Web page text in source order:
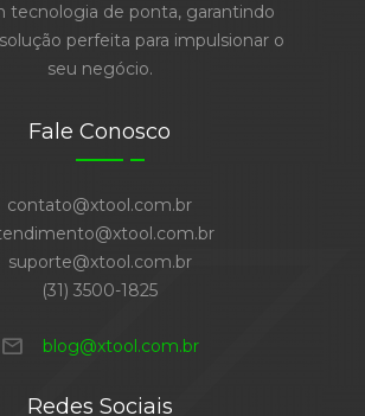
tecnologia de ponta, garantindo
perfeita para impulsionar o
seu negócio.
Fale Conosco
contato@xtool.com.br
suporte@xtool.com.br
(31) 3500-1825
mail blog@xtool.com.br
Redes Sociais